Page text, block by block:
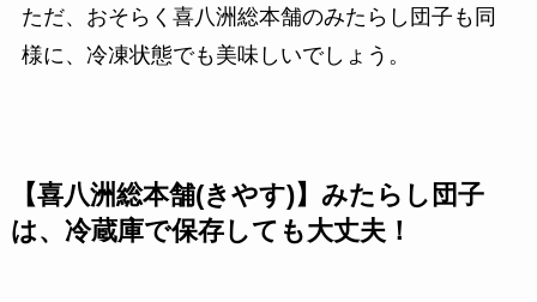
ただ、おそらく喜八洲総本舗のみたらし団子も同
様に、冷凍状態でも美味しいでしょう。
【喜八洲総本舗(きやす)】みたらし団子
は、冷蔵庫で保存しても大丈夫！